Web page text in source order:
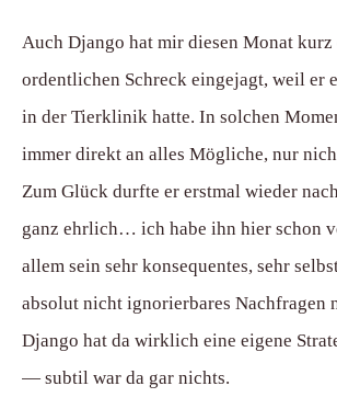
Auch Django hat mir diesen Monat kurz
ordentlichen Schreck eingejagt, weil er
in der Tierklinik hatte. In solchen
immer direkt an alles Mögliche, nur
Zum Glück durfte er erstmal wieder
ganz ehrlich… ich habe ihn hier schon
allem sein sehr konsequentes, sehr
absolut nicht ignorierbares Nachfragen
Django hat da wirklich eine eigene
— subtil war da gar nichts.